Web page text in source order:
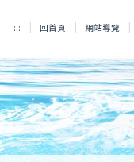
::: 回首頁 網站導覽